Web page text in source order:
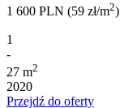
1 600 PLN (59 zł/m2)
1
-
27 m2
2020
Przejdź do oferty